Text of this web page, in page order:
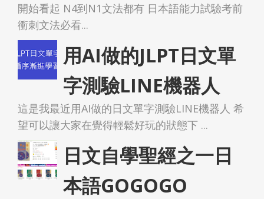
開始看起 N4到N1文法都有 日本語能力試驗考前
衝刺文法必看...
用AI做的JLPT日文單
字測驗LINE機器人
這是我最近用AI做的日文單字測驗LINE機器人 希
望可以讓大家在覺得輕鬆好玩的狀態下 ...
日文自學聖經之一日
本語GOGOGO